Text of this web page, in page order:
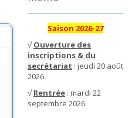
Saison 2026-27
√Ouverture des
inscriptions & du
secrétariat : jeudi 20 août
2026.
√Rentrée: mardi 22
septembre 2026.